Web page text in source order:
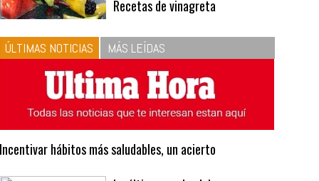
respeta las proporciones.
Recetas de vinagreta
ÚLTIMAS NOTICIAS MÁS LEÍDAS